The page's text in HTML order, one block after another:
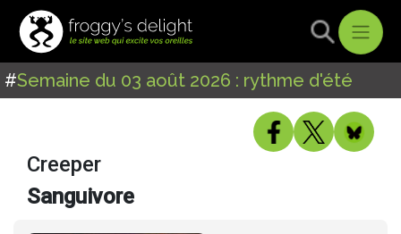
#Semaine du 03 août 2026 : rythme d'été
Creeper
Sanguivore